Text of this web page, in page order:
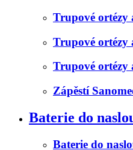
Trupové ortézy
Trupové ortézy
Trupové ortézy
Zápěstí
Baterie do
Baterie do